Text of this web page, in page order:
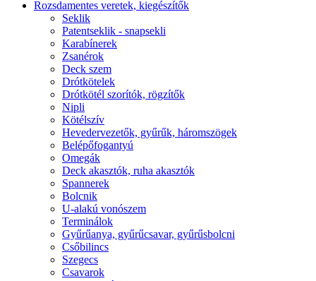
Rozsdamentes veretek, kiegészítők
Seklik
Patentseklik - snapsekli
Karabínerek
Zsanérok
Deck szem
Drótkötelek
Drótkötél szorítók, rögzítők
Nipli
Kötélszív
Hevedervezetők, gyűrűk, háromszögek
Belépőfogantyú
Omegák
Deck akasztók, ruha akasztók
Spannerek
Bolcnik
U-alakú vonószem
Terminálok
Gyűrűanya, gyűrűcsavar, gyűrűsbolcni
Csőbilincs
Szegecs
Csavarok